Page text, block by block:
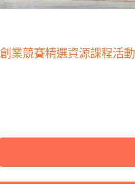
創業競賽精選資源課程活動